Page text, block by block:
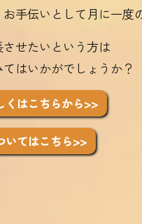
手伝いとして月に一度
せたいという方は
はいかがでしょうか？
くはこちらから>>
いてはこちら>>